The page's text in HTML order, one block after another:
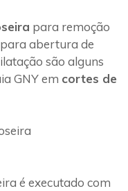
para remoção
abertura de
são alguns
GNY em cortes de
é executado com